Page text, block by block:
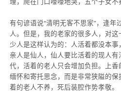
有句谚语说“清明无客不思家”，逢年
人。但是，我的老家的很多人，对
少人是这样认为的：人活着都没本
亲人是仙人，仙人要比活着的现人
代，活着的老人只会增加负担。上
缅怀和寄托思念，而是非常狭隘的
着的老人不养，死后装腔作势孝敬。